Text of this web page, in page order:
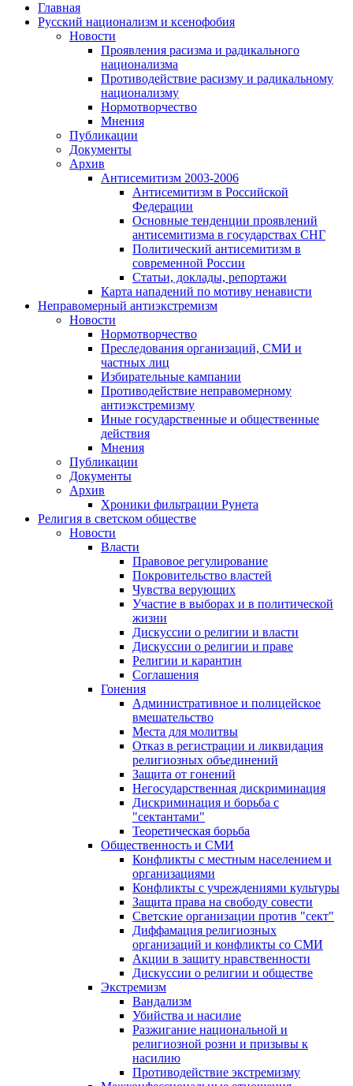
Главная
Русский национализм и ксенофобия
Новости
Проявления расизма и радикального
национализма
Противодействие расизму и радикальному
национализму
Нормотворчество
Мнения
Публикации
Документы
Архив
Антисемитизм 2003-2006
Антисемитизм в Российской
Федерации
Основные тенденции проявлений
антисемитизма в государствах СНГ
Политический антисемитизм в
современной России
Статьи, доклады, репортажи
Карта нападений по мотиву ненависти
Неправомерный антиэкстремизм
Новости
Нормотворчество
Преследования организаций, СМИ и
частных лиц
Избирательные кампании
Противодействие неправомерному
антиэкстремизму
Иные государственные и общественные
действия
Мнения
Публикации
Документы
Архив
Хроники фильтрации Рунета
Религия в светском обществе
Новости
Власти
Правовое регулирование
Покровительство властей
Чувства верующих
Участие в выборах и в политической
жизни
Дискуссии о религии и власти
Дискуссии о религии и праве
Религии и карантин
Соглашения
Гонения
Административное и полицейское
вмешательство
Места для молитвы
Отказ в регистрации и ликвидация
религиозных объединений
Защита от гонений
Негосударственная дискриминация
Дискриминация и борьба с
"сектантами"
Теоретическая борьба
Общественность и СМИ
Конфликты с местным населением и
организациями
Конфликты с учреждениями культуры
Защита права на свободу совести
Светские организации против "сект"
Диффамация религиозных
организаций и конфликты со СМИ
Акции в защиту нравственности
Дискуссии о религии и обществе
Экстремизм
Вандализм
Убийства и насилие
Разжигание национальной и
религиозной розни и призывы к
насилию
Противодействие экстремизму